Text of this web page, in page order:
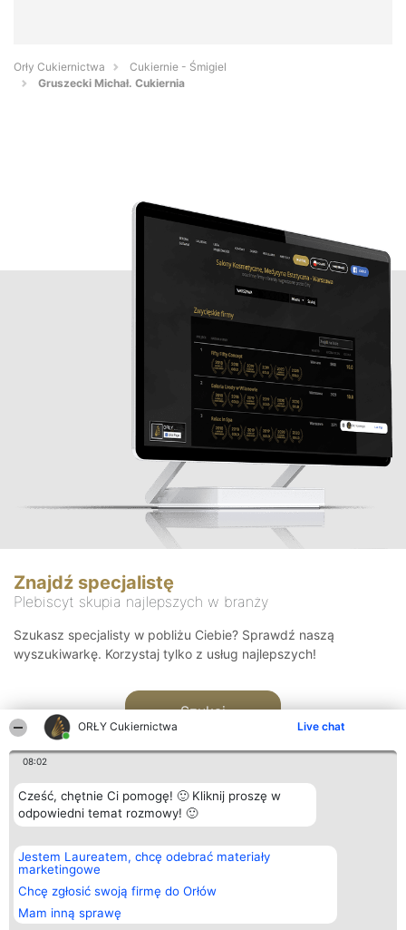
ORŁY Cukiernictwa Live chat
08:02
Cześć, chętnie Ci pomogę! 🙂 Kliknij proszę w
odpowiedni temat rozmowy! 🙂
Jestem Laureatem, chcę odebrać materiały
marketingowe
Chcę zgłosić swoją firmę do Orłów
Mam inną sprawę
Orły Cukiernictwa
Cukiernie - Śmigiel
Gruszecki Michał. Cukiernia
Znajdź specjalistę
Plebiscyt skupia najlepszych w branży
Szukasz specjalisty w pobliżu Ciebie? Sprawdź naszą
wyszukiwarkę. Korzystaj tylko z usług najlepszych!
Szukaj
Organizator plebiscytu
Bright Side Solutions sp. z o.
o. sp. k.
ul. Ruska 22
Wrocław 50-079
KRS 0000749100 | Regon
381313360 | NIP 8943132676
Plebiscyt
Laureaci
wszystkich
Laureatów
Regulamin
Kontakt
Kontakt